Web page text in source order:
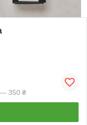
— 350 ₴